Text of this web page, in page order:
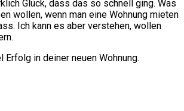
Glück, dass das so schnell ging. Was
wollen, wenn man eine Wohnung mieten
Ich kann es aber verstehen, wollen
Erfolg in deiner neuen Wohnung.